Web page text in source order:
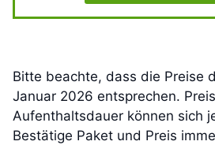
Bitte beachte, dass die Preise
Januar 2026 entsprechen.
Aufenthaltsdauer können sich
Bestätige Paket und Preis